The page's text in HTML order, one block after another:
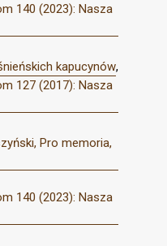
140 (2023): Nasza
kapucynów,
127 (2017): Nasza
Pro memoria,
140 (2023): Nasza